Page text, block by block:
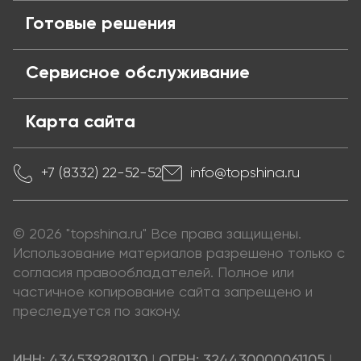
Готовые решения
Сервисное обслуживание
Карта сайта
+7 (8332) 22-52-52 info@topshina.ru
© 2026 "topshina.ru" Все права защищены.
Использование материалов разрешено только с
согласия правообладателей. Полное или
частичное копирование сайта запрещено и
преследуется по закону.